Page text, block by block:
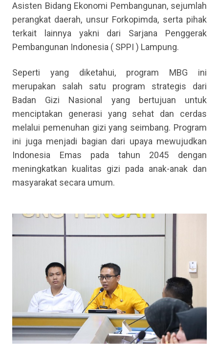
Asisten Bidang Ekonomi Pembangunan, sejumlah
perangkat daerah, unsur Forkopimda, serta pihak
terkait lainnya yakni dari Sarjana Penggerak
Pembangunan Indonesia ( SPPI ) Lampung.
Seperti yang diketahui, program MBG ini
merupakan salah satu program strategis dari
Badan Gizi Nasional yang bertujuan untuk
menciptakan generasi yang sehat dan cerdas
melalui pemenuhan gizi yang seimbang. Program
ini juga menjadi bagian dari upaya mewujudkan
Indonesia Emas pada tahun 2045 dengan
meningkatkan kualitas gizi pada anak-anak dan
masyarakat secara umum.